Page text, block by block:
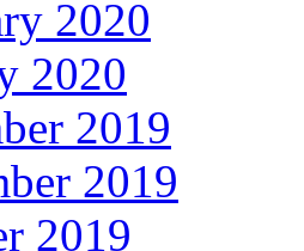
2020
2020
2019
2019
2019